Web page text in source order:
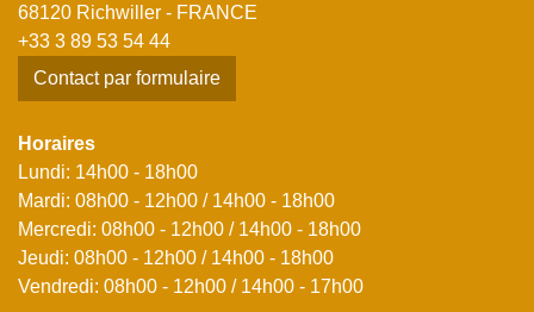
68120 Richwiller - FRANCE
+33 3 89 53 54 44
Contact par formulaire
Horaires
Lundi: 14h00 - 18h00
Mardi: 08h00 - 12h00 / 14h00 - 18h00
Mercredi: 08h00 - 12h00 / 14h00 - 18h00
Jeudi: 08h00 - 12h00 / 14h00 - 18h00
Vendredi: 08h00 - 12h00 / 14h00 - 17h00